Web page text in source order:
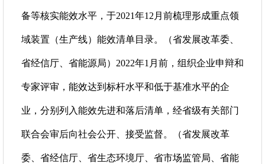
备等核实能效水平，于2021年12月前梳理形成重点领
域装置（生产线）能效清单目录。（省发展改革委、
省经信厅、省能源局）2022年1月前，组织企业申辩和
专家评审，能效达到标杆水平和低于基准水平的企
业，分别列入能效先进和落后清单，经省级有关部门
联合会审后向社会公开、接受监督。（省发展改革
委、省经信厅、省生态环境厅、省市场监管局、省能